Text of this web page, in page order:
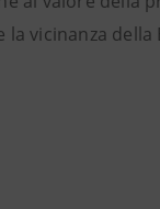
la vicinanza